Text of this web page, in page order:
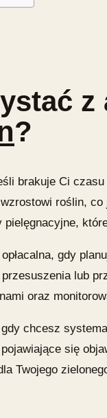
?
brakuje Ci
roślin,
gdy
lub
oraz
chcesz
się
Twojego